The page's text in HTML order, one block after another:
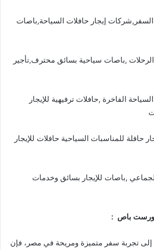
إيجار حافلات السياحة,باصات
الرحلات ,باصات سياحية بسائق محترف,تأجير
الفاخرة ,حافلات ترفيهية للإيجار
حافلة للمناسبات السياحية حافلات للإيجار
,باصات للإيجار بسائق وخدمات
تورست باص :
إلى تجربة سفر متميزة ومريحة في مصر، فإن